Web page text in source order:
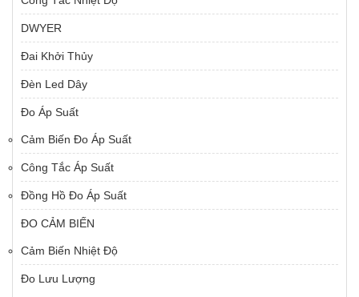
DWYER
Đai Khởi Thủy
Đèn Led Dây
Đo Áp Suất
Cảm Biến Đo Áp Suất
Công Tắc Áp Suất
Đồng Hồ Đo Áp Suất
ĐO CẢM BIẾN
Cảm Biến Nhiệt Độ
Đo Lưu Lượng